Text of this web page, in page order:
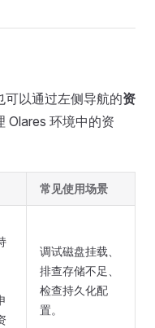
可以通过左侧导航的资
Olares 环境中的资
常见使用场景
调试磁盘挂载、
排查存储不足、
检查持久化配
置。